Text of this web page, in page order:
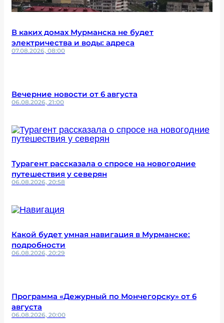
В каких домах Мурманска не будет
электричества и воды: адреса
07.08.2026, 08:00
Вечерние новости от 6 августа
06.08.2026, 21:00
Турагент рассказала о спросе на новогодние
путешествия у северян
06.08.2026, 20:58
Какой будет умная навигация в Мурманске:
подробности
06.08.2026, 20:29
Программа «Дежурный по Мончегорску» от 6
августа
06.08.2026, 20:00